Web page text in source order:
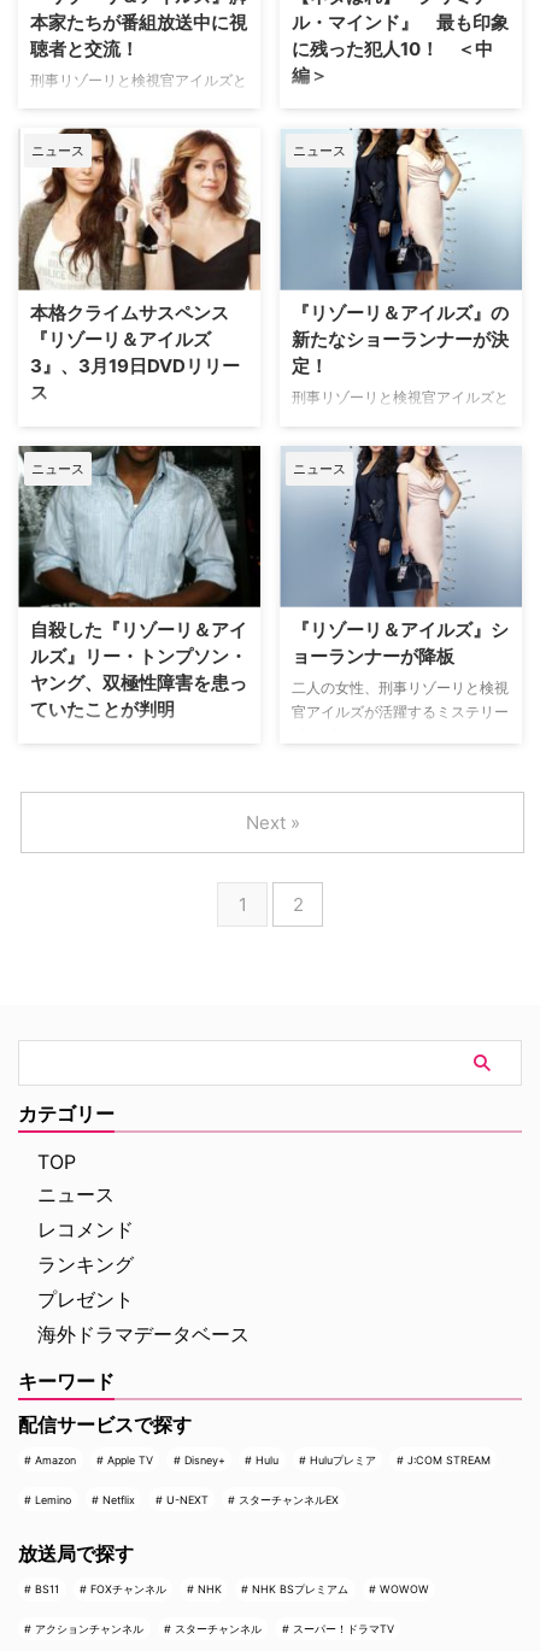
ネと6年間の結婚生活に終止符を
打ったマリン。今…
ス』に白人男性ドールのビクター
役でレギュラー出…
本家たちが番組放送中に視
聴者と交流！
刑事リゾーリと検視官アイルズと
ミステリー『リゾーリ＆アイルズ
ヒロインたちの捜査線』が、番組
放送中に脚本家たちと視聴者が交
流を図るという新たな試みを行っ
た。 【関連コラム】もしもリゾ
ーリとアイルズ、吹き替える役が
逆だったら？ 朴路美＆井上喜久
子が『リゾーリ＆アイルズ』を語
りまくる!! 米E…
ル・マインド』 最も印象
に残った犯人10！ ＜中
編＞
現在、米CBSでシーズン9を放送
中の、大人気犯罪捜査ドラマ『ク
リミナル・マインド FBI行動分析
課（以下：クリマイ）』。WE
GOT THIS COVER誌では、第
200話の放送を記念し、これまで
に登場した凶悪な連続殺人鬼や誘
拐犯、ストーカー、テロリストな
ピックアップしている。 【関連
コラ…
ニュース
本格クライムサスペンス
『リゾーリ＆アイルズ
3』、3月19日DVDリリー
ス
捜査の最前線で活躍するタイプの
異なる美女コンビ、刑事リゾーリ
と検視官アイルズが挑む本格犯罪
ミステリー『リゾーリ＆アイル
ズ』。3月19日、シーズン3の
DVDがリリースされ、同日オン
デマンドでも配信がスタートす
る。 【関連記事】もしもリゾー
だったら？ 「絶対無理！」朴路
美＆井上喜久子が『リゾー…
ニュース
『リゾーリ＆アイルズ』の
新たなショーランナーが決
定！
刑事リゾーリと検視官アイルズと
ミステリー『リゾーリ＆アイルズ
ヒロインたちの捜査線』の新たな
る製作総指揮／ショーランナー
を、ジャン・ナッシュが務めるこ
とが明らかになった。 【関連レ
ポート】もしもリゾーリとアイル
ズ、吹き替える役が逆だった
ゾーリ＆アイルズ』を語り…
ニュース
自殺した『リゾーリ＆アイ
ルズ』リー・トンプソン・
ヤング、双極性障害を患っ
ていたことが判明
去る8月19日に拳銃自殺し、29歳
リ＆アイルズ』のリー・トンプソ
リとアイルズ、吹き替える役が逆
だったら？ 「絶対無理！」朴路
ニュース
『リゾーリ＆アイルズ』シ
ョーランナーが降板
二人の女性、刑事リゾーリと検視
官アイルズが活躍するミステリー
【関連記事】アフレコ現場に突
撃！ 朴路美＆井上喜久子が『リ
ゾーリ＆アイルズ』を語りまく
る!! 米TNTで放送されている『リ
ゾーリ＆アイリズ』…
1 2
Next »
カテゴリー
TOP
ニュース
レコメンド
ランキング
プレゼント
海外ドラマデータベース
キーワード
配信サービスで探す
Amazon Apple TV Disney+ Hulu Huluプレミア J:COM STREAM
Lemino Netflix U-NEXT スターチャンネルEX
放送局で探す
BS11 FOXチャンネル NHK NHK BSプレミアム WOWOW
アクションチャンネル スターチャンネル スーパー！ドラマTV